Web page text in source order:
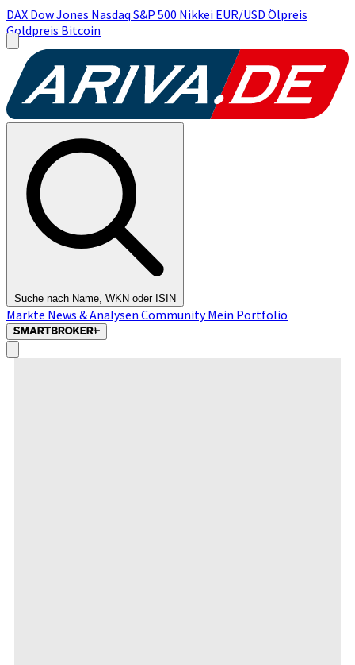
DAX Dow Jones Nasdaq S&P 500 Nikkei EUR/USD Ölpreis
Goldpreis Bitcoin
Suche nach Name, WKN oder ISIN
Märkte News & Analysen CommunityMein Portfolio